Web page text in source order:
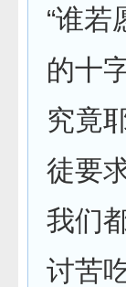
“谁若
的十
究竟
徒要
我们
讨苦